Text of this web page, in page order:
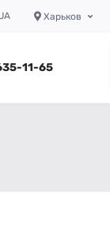
Харьков
11-65